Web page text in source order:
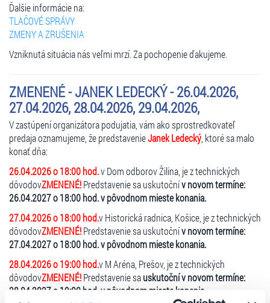
Ďalšie informácie na:
TLAČOVÉ SPRÁVY
ZMENY A ZRUŠENIA
Vzniknutá situácia nás veľmi mrzí. Za pochopenie ďakujeme.
ZMENENÉ - JANEK LEDECKÝ - 26.04.2026,
27.04.2026, 28.04.2026, 29.04.2026,
V zastúpení organizátora podujatia, vám ako sprostredkovateľ
predaja oznamujeme, že predstavenieJanek Ledecký , ktoré sa malo
konať dňa:
26.04.2026 o 18:00 hod.v Dom odborov Žilina, jez technických
dôvodovZMENENÉ!Predstavenie sa uskutočnív novom termíne:
26.04.2027 o 18:00 hod. v pôvodnom mieste konania.
27.04.2026 o 18:00 hod.v Historická radnica, Košice, je z technických
dôvodovZMENENÉ!Predstavenie sa uskutočnív novom termíne:
27.04.2027 o 18:00 hod. v pôvodnom mieste konania.
28.04.2026 o 19:00 hod.v M Aréna, Prešov, je z technických
dôvodovZMENENÉ!Predstavenie sauskutoční v novom termíne:
28.04.2027 o 19:00 hod. v pôvodnom mieste konania.